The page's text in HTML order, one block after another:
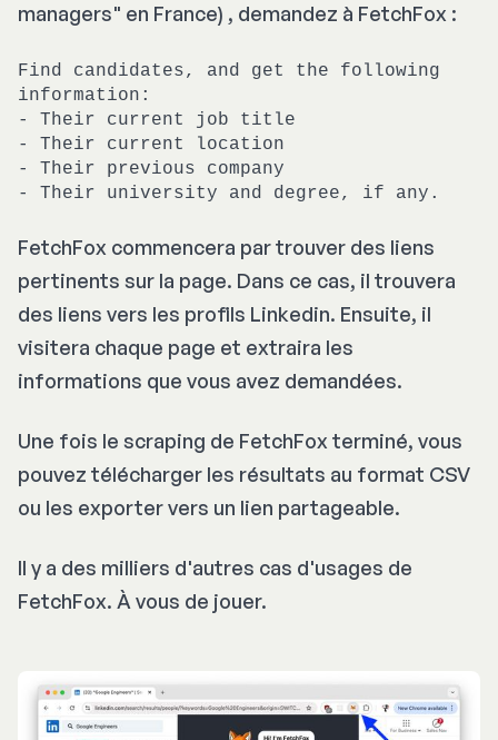
managers" en France) , demandez à FetchFox :
Find candidates, and get the following
information:
- Their current job title
- Their current location
- Their previous company
- Their university and degree, if any.
FetchFox commencera par trouver des liens
pertinents sur la page. Dans ce cas, il trouvera
des liens vers les profils Linkedin. Ensuite, il
visitera chaque page et extraira les
informations que vous avez demandées.
Une fois le scraping de FetchFox terminé, vous
pouvez télécharger les résultats au format CSV
ou les exporter vers un lien partageable.
Il y a des milliers d'autres cas d'usages de
FetchFox. À vous de jouer.